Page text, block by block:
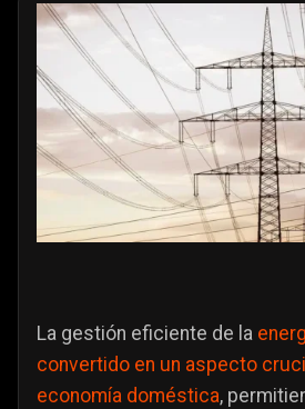
La gestión eficiente de la
convertido en un aspecto
economía doméstica,